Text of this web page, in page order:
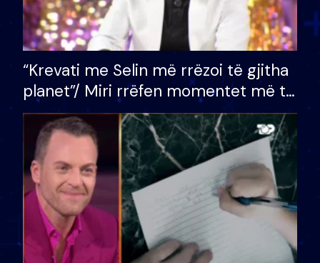
“Krevati me Selin më rrëzoi të gjitha
planet”/ Miri rrëfen momentet më të
bukura në shtëpinë e BB VIP: Do më
mungojë zilja e mëngjesit kur…